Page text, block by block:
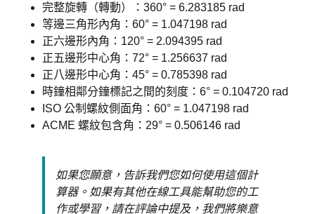
完整旋轉（轉動）：360° = 6.283185 rad
等邊三角形內角：60° = 1.047198 rad
正六邊形內角：120° = 2.094395 rad
正五邊形中心角：72° = 1.256637 rad
正八邊形中心角：45° = 0.785398 rad
時鐘相鄰分鐘標記之間的刻度：6° = 0.104720 rad
ISO 公制螺紋側面角：60° = 1.047198 rad
ACME 螺紋包含角：29° = 0.506146 rad
如果您願意，告訴我們您如何使用這個計
算器。如果有其他在線工具能幫助您的工
作或學習，請在評論中提及，我們將樂意